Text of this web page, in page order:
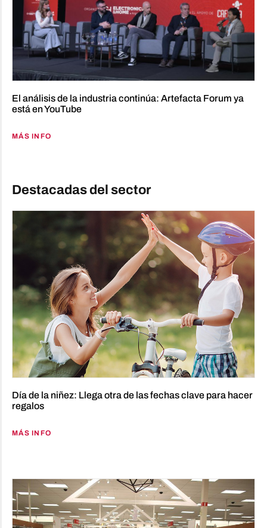
El análisis de la industria continúa: Artefacta Forum ya
está en YouTube
MÁS INFO
Destacadas del sector
Día de la niñez: Llega otra de las fechas clave para hacer
regalos
MÁS INFO